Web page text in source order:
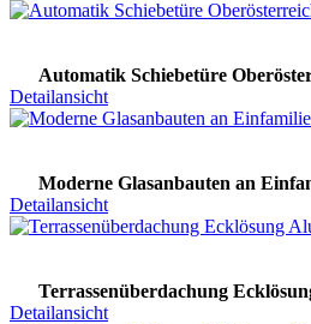
Automatik Schiebetüre
Detailansicht
Moderne Glasanbauten an
Detailansicht
Terrassenüberdachung
Detailansicht